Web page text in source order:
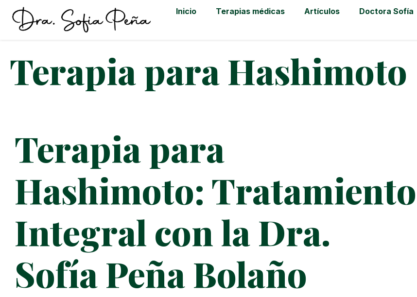
Inicio Terapias médicas Artículos Doctora Sofía
Terapia para Hashimoto
Terapia para
Hashimoto: Tratamiento
Integral con la Dra.
Sofía Peña Bolaño